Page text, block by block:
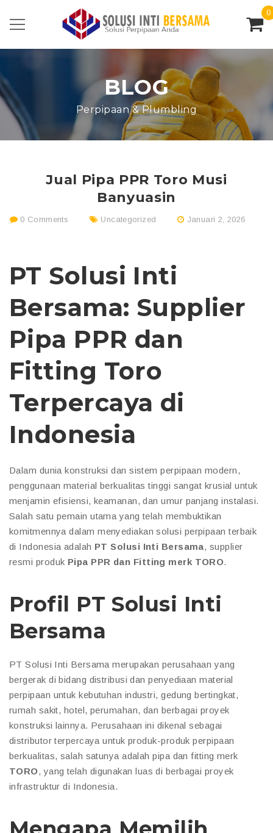
0
BLOG
Perpipaan & Plumbling
Jual Pipa PPR Toro Musi
Banyuasin
0 Comments Uncategorized Januari 2, 2026
PT Solusi Inti
Bersama: Supplier
Pipa PPR dan
Fitting Toro
Terpercaya di
Indonesia
Dalam dunia konstruksi dan sistem perpipaan modern,
penggunaan material berkualitas tinggi sangat krusial untuk
menjamin efisiensi, keamanan, dan umur panjang instalasi.
Salah satu pemain utama yang telah membuktikan
komitmennya dalam menyediakan solusi perpipaan terbaik
di Indonesia adalah PT Solusi Inti Bersama, supplier
resmi produk Pipa PPR dan Fitting merk TORO.
Profil PT Solusi Inti
Bersama
PT Solusi Inti Bersama merupakan perusahaan yang
bergerak di bidang distribusi dan penyediaan material
perpipaan untuk kebutuhan industri, gedung bertingkat,
rumah sakit, hotel, perumahan, dan berbagai proyek
konstruksi lainnya. Perusahaan ini dikenal sebagai
distributor terpercaya untuk produk-produk perpipaan
berkualitas, salah satunya adalah pipa dan fitting merk
TORO, yang telah digunakan luas di berbagai proyek
infrastruktur di Indonesia.